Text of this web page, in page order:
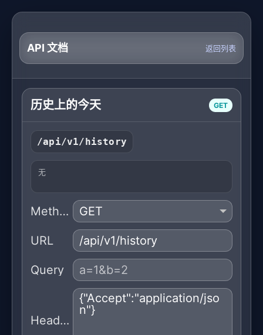
API 文档 返回列表
历史上的今天 GET
/api/v1/history
无
Method
URL
Query
Headers